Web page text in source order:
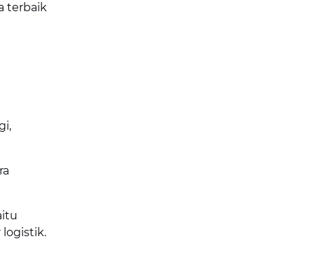
terbaik
logistik.